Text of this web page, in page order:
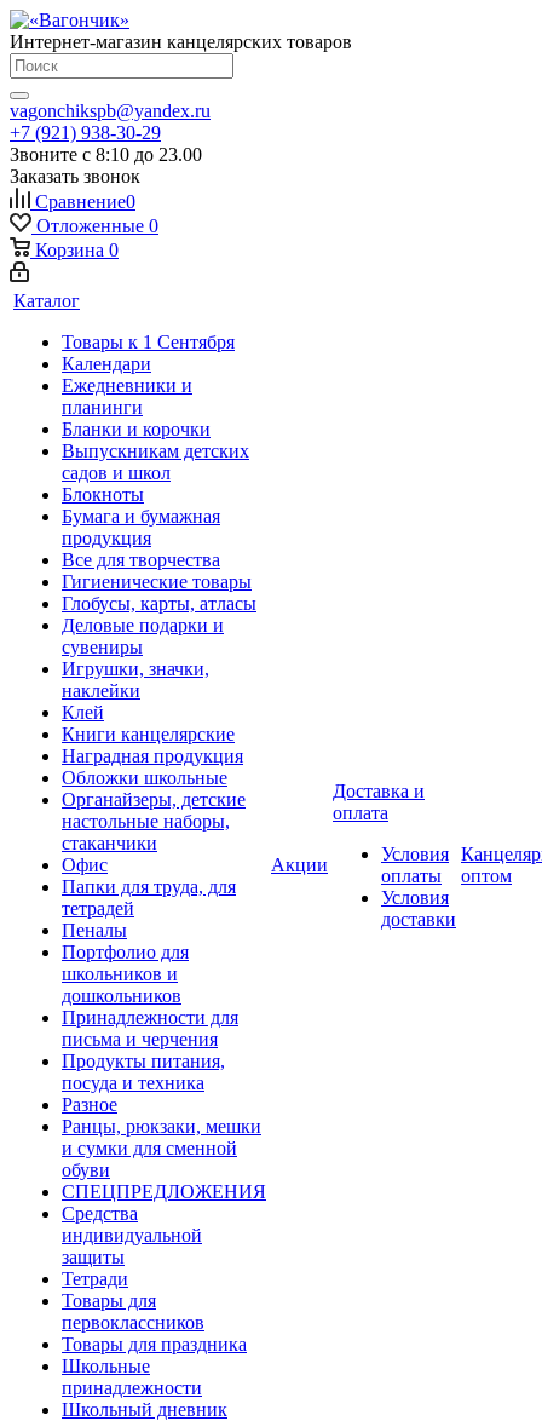
Интернет-магазин канцелярских товаров
vagonchikspb@yandex.ru
+7 (921) 938-30-29
Звоните с 8:10 до 23.00
Заказать звонок
Сравнение0
Отложенные 0
Корзина 0
Каталог
Товары к 1 Сентября
Календари
Ежедневники и
планинги
Бланки и корочки
Выпускникам детских
садов и школ
Блокноты
Бумага и бумажная
продукция
Все для творчества
Гигиенические товары
Глобусы, карты, атласы
Деловые подарки и
сувениры
Игрушки, значки,
наклейки
Клей
Книги канцелярские
Наградная продукция
Обложки школьные
Органайзеры, детские
настольные наборы,
стаканчики
Офис
Папки для труда, для
тетрадей
Пеналы
Портфолио для
школьников и
дошкольников
Принадлежности для
письма и черчения
Продукты питания,
посуда и техника
Разное
Ранцы, рюкзаки, мешки
и сумки для сменной
обуви
СПЕЦПРЕДЛОЖЕНИЯ
Средства
индивидуальной
защиты
Тетради
Товары для
первоклассников
Товары для праздника
Школьные
принадлежности
Школьный дневник
Акции
Доставка и
оплата
Условия
оплаты
Условия
доставки
оптом